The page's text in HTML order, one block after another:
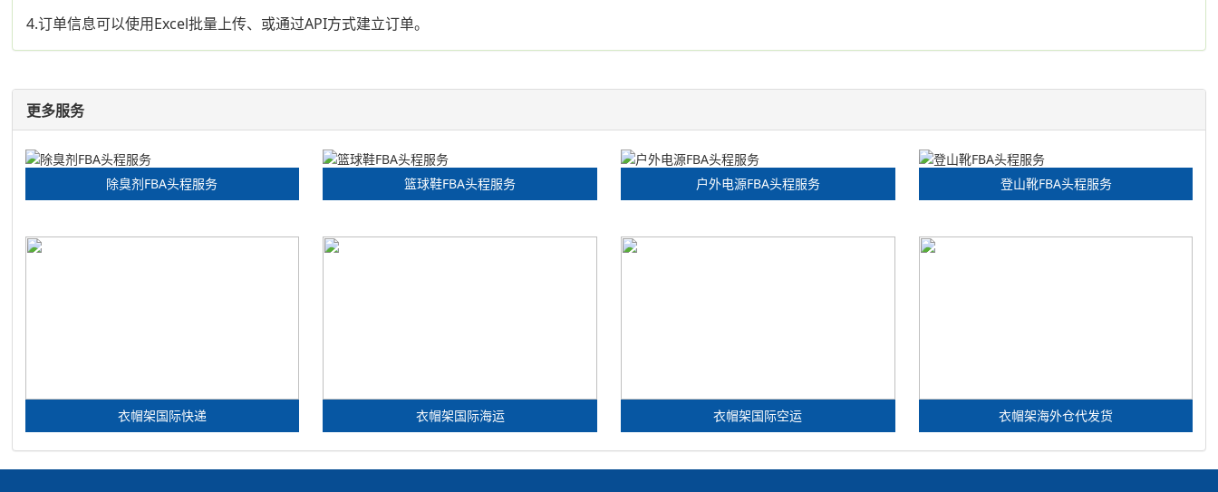
4.订单信息可以使用Excel批量上传、或通过API方式建立订单。
更多服务
除臭剂FBA头程服务 篮球鞋FBA头程服务 户外电源FBA头程服务 登山靴FBA头程服务
衣帽架国际快递 衣帽架国际海运 衣帽架国际空运 衣帽架海外仓代发货